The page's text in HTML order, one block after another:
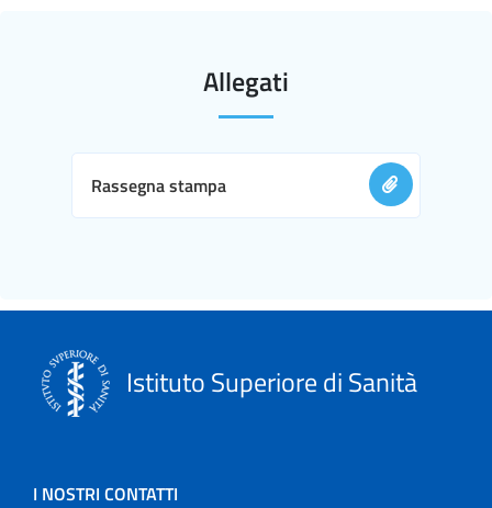
Allegati
Rassegna stampa
Istituto Superiore di Sanità
I NOSTRI CONTATTI